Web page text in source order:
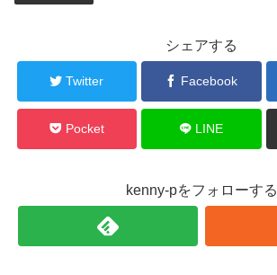
シェアする
Twitter Facebook
Pocket LINE
kenny-pをフォローする